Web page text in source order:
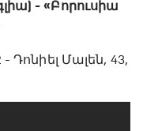
- «Բորուսիա
Դոնիել Մալեն, 43,